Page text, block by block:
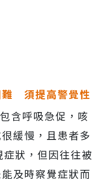
難 須提高警覺性
含呼吸急促，咳
緩慢，且患者多
狀，但因往往被
及時察覺症狀而